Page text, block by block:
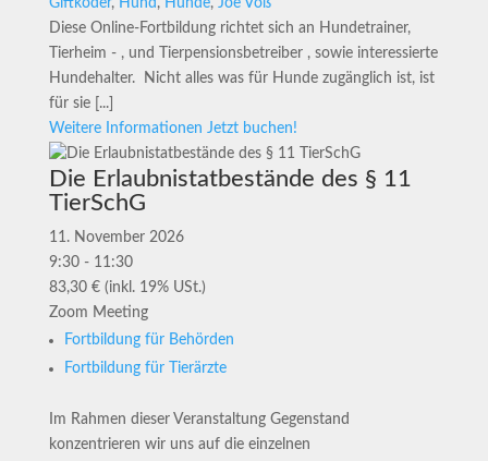
Giftköder, Hund , Hunde, Joe Voß
Diese Online-Fortbildung richtet sich an Hundetrainer,
Tierheim - , und Tierpensionsbetreiber , sowie interessierte
Hundehalter. Nicht alles was für Hunde zugänglich ist, ist
für sie [...]
Weitere Informationen Jetzt buchen!
Die Erlaubnistatbestände des § 11
TierSchG
11. November 2026
9:30 - 11:30
83,30 € (inkl. 19% USt.)
Zoom Meeting
Fortbildung für Behörden
Fortbildung für Tierärzte
Im Rahmen dieser Veranstaltung Gegenstand
konzentrieren wir uns auf die einzelnen